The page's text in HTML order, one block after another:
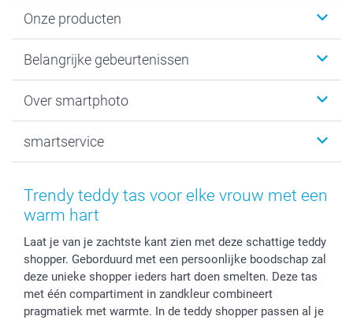
Onze producten
Fotogeschenken
Fotoprints, Fotoposter & Fotoalbum met fotoprints
MyNameBook
Stickers en Etiketten
Fotokaders, Decoratie en Snoepjes
Belangrijke gebeurtenissen
Baby
Communie- en Lentefeest
Geschenken voor hem
Afstuderen
Vaderdag
Verjaardag
Geboorte
Over smartphoto
Duurzaamheid
Voorwaarden
Herroepingsrecht
Wettelijke garantie
Privacybeleid
Cookiebeleid
Prijslijst
smartservice
smartgarantie
smartbonus
Grote bestellingen
Levering
Mijn orderstatus
smartfriends
Trendy teddy tas voor elke vrouw met een
warm hart
Laat je van je zachtste kant zien met deze schattige teddy
shopper. Geborduurd met een persoonlijke boodschap zal
deze unieke shopper ieders hart doen smelten. Deze tas
met één compartiment in zandkleur combineert
pragmatiek met warmte. In de teddy shopper passen al je